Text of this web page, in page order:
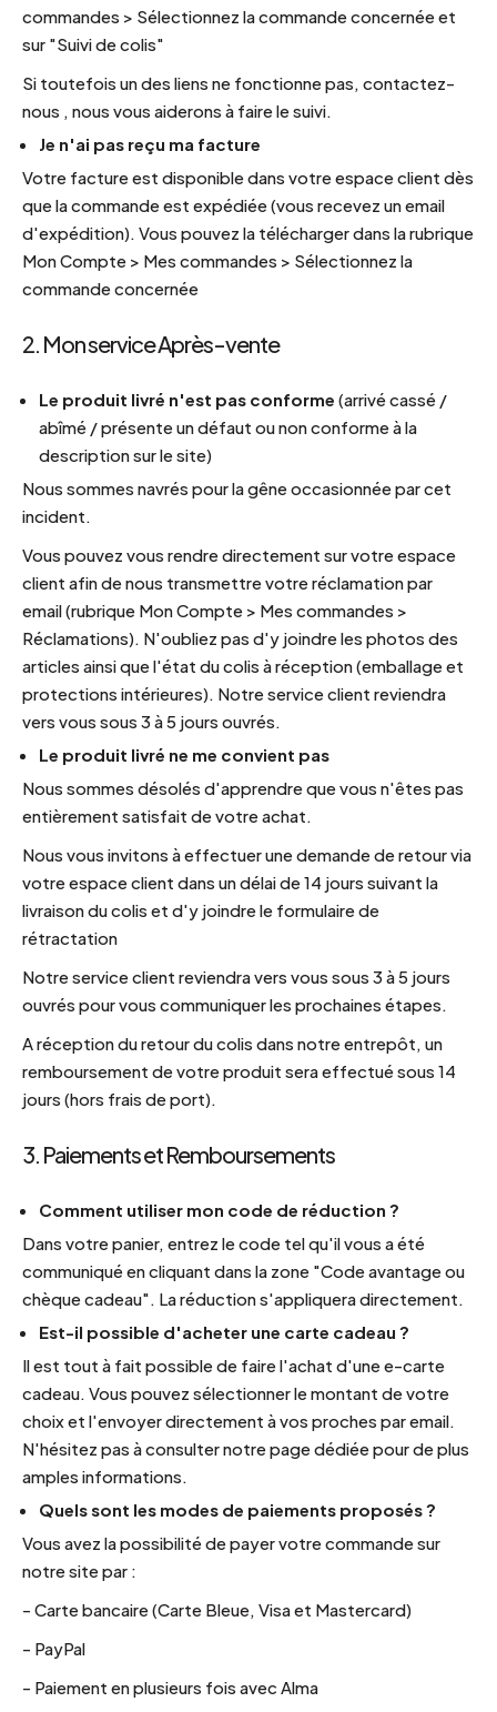
commandes > Sélectionnez la commande concernée et
sur "Suivi de colis"
Si toutefois un des liens ne fonctionne pas, contactez-
nous , nous vous aiderons à faire le suivi.
Je n'ai pas reçu ma facture
Votre facture est disponible dans votre espace client dès
que la commande est expédiée (vous recevez un email
d'expédition). Vous pouvez la télécharger dans la rubrique
Mon Compte > Mes commandes > Sélectionnez la
commande concernée
2. Mon service Après-vente
Le produit livré n'est pas conforme (arrivé cassé /
abîmé / présente un défaut ou non conforme à la
description sur le site)
Nous sommes navrés pour la gêne occasionnée par cet
incident.
Vous pouvez vous rendre directement sur votre espace
client afin de nous transmettre votre réclamation par
email (rubrique Mon Compte > Mes commandes >
Réclamations). N'oubliez pas d'y joindre les photos des
articles ainsi que l'état du colis à réception (emballage et
protections intérieures). Notre service client reviendra
vers vous sous 3 à 5 jours ouvrés.
Le produit livré ne me convient pas
Nous sommes désolés d'apprendre que vous n'êtes pas
entièrement satisfait de votre achat.
Nous vous invitons à effectuer une demande de retour via
votre espace client dans un délai de 14 jours suivant la
livraison du colis et d'y joindre le formulaire de
rétractation
Notre service client reviendra vers vous sous 3 à 5 jours
ouvrés pour vous communiquer les prochaines étapes.
A réception du retour du colis dans notre entrepôt, un
remboursement de votre produit sera effectué sous 14
jours (hors frais de port).
3. Paiements et Remboursements
Comment utiliser mon code de réduction ?
Dans votre panier, entrez le code tel qu'il vous a été
communiqué en cliquant dans la zone "Code avantage ou
chèque cadeau". La réduction s'appliquera directement.
Est-il possible d'acheter une carte cadeau ?
Il est tout à fait possible de faire l'achat d'une e-carte
cadeau. Vous pouvez sélectionner le montant de votre
choix et l'envoyer directement à vos proches par email.
N'hésitez pas à consulter notre page dédiée pour de plus
amples informations.
Quels sont les modes de paiements proposés ?
Vous avez la possibilité de payer votre commande sur
notre site par :
- Carte bancaire (Carte Bleue, Visa et Mastercard)
- PayPal
- Paiement en plusieurs fois avec Alma